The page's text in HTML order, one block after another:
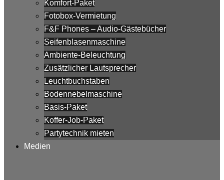
Komfort-Paket
Fotobox-Vermietung
F&F Phones – Audio-Gästebücher
Seifenblasenmaschine
Ambiente-Beleuchtung
Zusätzlicher Lautsprecher
Leuchtbuchstaben
Bodennebelmaschine
Basis-Paket
Koffer-Job-Paket
Partytechnik mieten
Medien